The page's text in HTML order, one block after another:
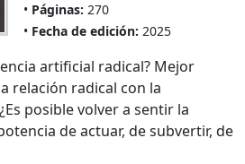
Páginas: 270
Fecha de edición: 2025
artificial radical? Mejor
relación radical con la
posible volver a sentir la
de actuar, de subvertir, de